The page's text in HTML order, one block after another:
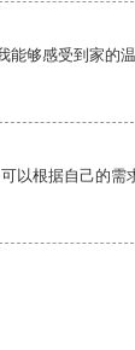
够感受到家的温
以根据自己的需